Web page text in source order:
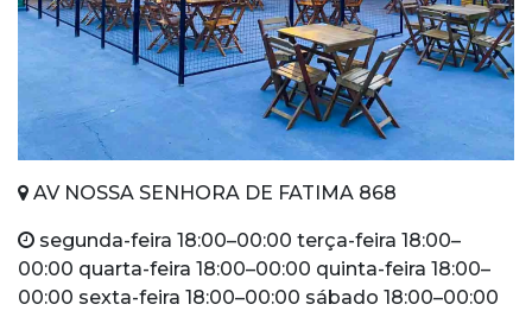
AV NOSSA SENHORA DE FATIMA 868
segunda-feira 18:00–00:00 terça-feira 18:00–
00:00 quarta-feira 18:00–00:00 quinta-feira 18:00–
00:00 sexta-feira 18:00–00:00 sábado 18:00–00:00